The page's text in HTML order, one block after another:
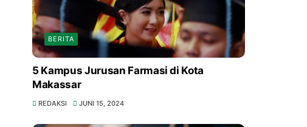
BERITA
5 Kampus Jurusan Farmasi di Kota
Makassar
REDAKSI JUNI 15, 2024